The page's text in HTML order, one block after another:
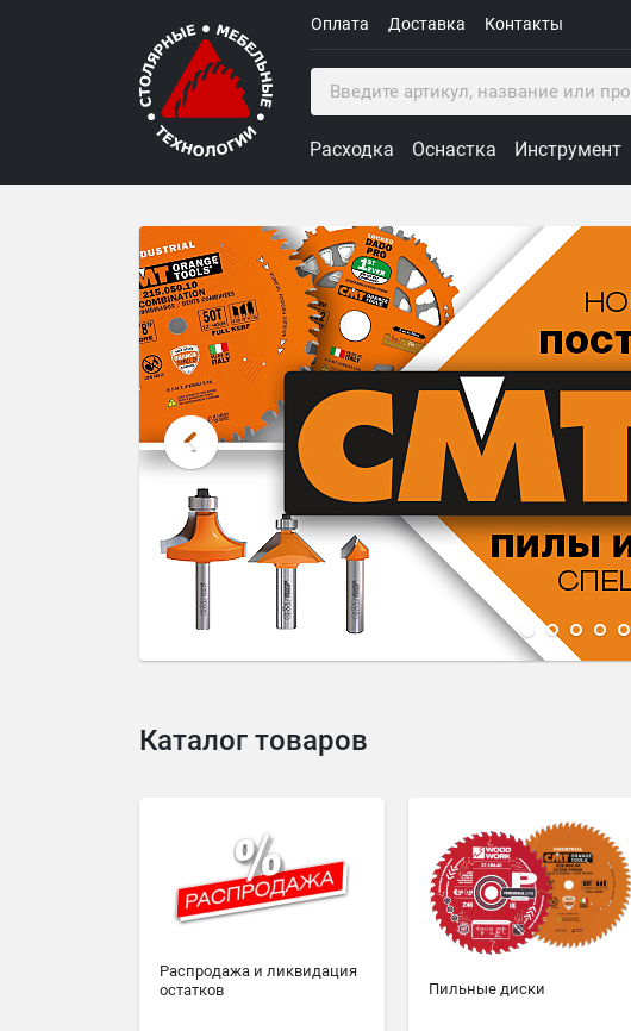
Оплата Доставка Контакты
Расходка Оснастка Инструмент
Столярные Мебельные Технологии
1 2
Каталог товаров
Распродажа и ликвидация
остатков
Пильные диски